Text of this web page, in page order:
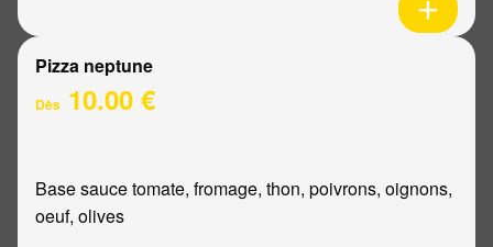
Pizza neptune
Dès 10.00 €
Base sauce tomate, fromage, thon, poivrons, oignons,
oeuf, olives